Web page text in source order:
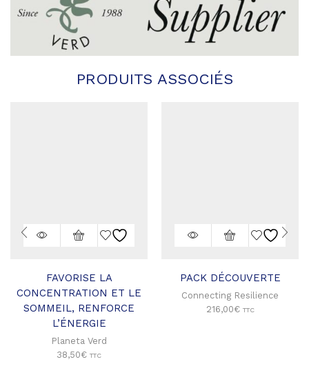
PRODUITS ASSOCIÉS
FAVORISE LA
CONCENTRATION ET LE
SOMMEIL, RENFORCE
L’ÉNERGIE
Planeta Verd
38,50€ TTC
PACK DÉCOUVERTE
Connecting Resilience
216,00€ TTC